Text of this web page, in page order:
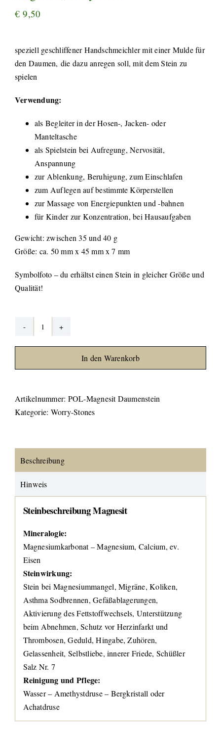
€ 9,50
speziell geschliffener Handschmeichler mit einer Mulde für
den Daumen, die dazu anregen soll, mit dem Stein zu
spielen
Verwendung:
als Begleiter in der Hosen-, Jacken- oder
Manteltasche
als Spielstein bei Aufregung, Nervosität,
Anspannung
zur Ablenkung, Beruhigung, zum Einschlafen
zum Auflegen auf bestimmte Körperstellen
zur Massage von Energiepunkten und -bahnen
für Kinder zur Konzentration, bei Hausaufgaben
Gewicht: zwischen 35 und 40 g
Größe: ca. 50 mm x 45 mm x 7 mm
Symbolfoto – du erhältst einen Stein in gleicher Größe und
Qualität!
Magnesit
"Worry-
Menge
In den Warenkorb
Artikelnummer: POL-Magnesit Daumenstein
Kategorie: Worry-Stones
Beschreibung
Hinweis
Steinbeschreibung Magnesit
Mineralogie:
Magnesiumkarbonat – Magnesium, Calcium, ev.
Eisen
Steinwirkung:
Stein bei Magnesiummangel, Migräne, Koliken,
Asthma Sodbrennen, Gefäßablagerungen,
Aktivierung des Fettstoffwechsels, Unterstützung
beim Abnehmen, Schutz vor Herzinfarkt und
Thrombosen, Geduld, Hingabe, Zuhören,
Gelassenheit, Selbstliebe, innerer Friede, Schüßler
Salz Nr. 7
Reinigung und Pflege:
Wasser – Amethystdruse – Bergkristall oder
Achatdruse